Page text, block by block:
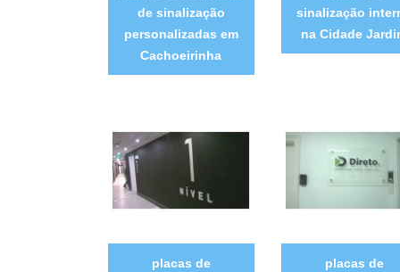
de sinalização
personalizadas em
Cachoeirinha
sinalização
na Cidade
placas de
placas de